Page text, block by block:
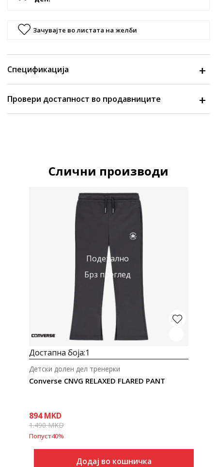
Зачувајте во листата на желби
Спецификација
Провери достапност во продавниците
Слични производи
Подетално
Брз преглед
Достапна боја:1
Converse CNVG RELAXED FLARED PANT
Детски долен дел тренерки
894 MKD
1.490MKD
Попуст40%
Додај во кошничка